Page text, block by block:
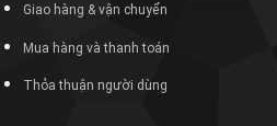
Giao hàng & vận chuyển
Mua hàng và thanh toán
Thỏa thuận người dùng